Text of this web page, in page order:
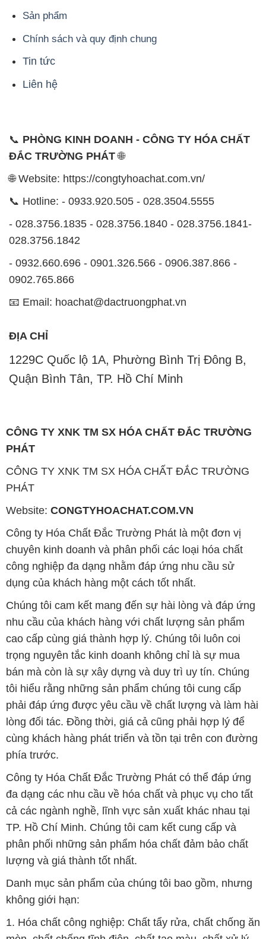
Sản phẩm
Chính sách và quy định chung
Tin tức
Liên hệ
📞 PHÒNG KINH DOANH - CÔNG TY HÓA CHẤT
ĐẮC TRƯỜNG PHÁT🌐
🌐 Website: https://congtyhoachat.com.vn/
📞 Hotline: - 0933.920.505 - 028.3504.5555
- 028.3756.1835 - 028.3756.1840 - 028.3756.1841-
028.3756.1842
- 0932.660.696 - 0901.326.566 - 0906.387.866 -
0902.765.866
📧 Email: hoachat@dactruongphat.vn
ĐỊA CHỈ
1229C Quốc lộ 1A, Phường Bình Trị Đông B,
Quận Bình Tân, TP. Hồ Chí Minh
CÔNG TY XNK TM SX HÓA CHẤT ĐẮC TRƯỜNG
PHÁT
CÔNG TY XNK TM SX HÓA CHẤT ĐẮC TRƯỜNG
PHÁT
Website: CONGTYHOACHAT.COM.VN
Công ty Hóa Chất Đắc Trường Phát là một đơn vị
chuyên kinh doanh và phân phối các loại hóa chất
công nghiệp đa dạng nhằm đáp ứng nhu cầu sử
dụng của khách hàng một cách tốt nhất.
Chúng tôi cam kết mang đến sự hài lòng và đáp ứng
nhu cầu của khách hàng với chất lượng sản phẩm
cao cấp cùng giá thành hợp lý. Chúng tôi luôn coi
trọng nguyên tắc kinh doanh không chỉ là sự mua
bán mà còn là sự xây dựng và duy trì uy tín. Chúng
tôi hiểu rằng những sản phẩm chúng tôi cung cấp
phải đáp ứng được yêu cầu về chất lượng và làm hài
lòng đối tác. Đồng thời, giá cả cũng phải hợp lý để
cùng khách hàng phát triển và tồn tại trên con đường
phía trước.
Công ty Hóa Chất Đắc Trường Phát có thể đáp ứng
đa dạng các nhu cầu về hóa chất và phục vụ cho tất
cả các ngành nghề, lĩnh vực sản xuất khác nhau tại
TP. Hồ Chí Minh. Chúng tôi cam kết cung cấp và
phân phối những sản phẩm hóa chất đảm bảo chất
lượng và giá thành tốt nhất.
Danh mục sản phẩm của chúng tôi bao gồm, nhưng
không giới hạn:
1. Hóa chất công nghiệp: Chất tẩy rửa, chất chống ăn